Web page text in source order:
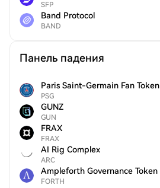
SFP
Band Protocol
BAND
Панель падения
Paris Saint-Germain Fan Token
PSG
GUNZ
GUN
FRAX
FRAX
AI Rig Complex
ARC
Ampleforth Governance Token
FORTH